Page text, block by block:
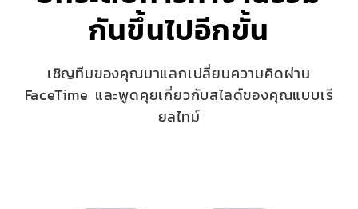
กันขึ้นไปอีกขั้น
เชิญทีมของคุณมาแลกเปลี่ยนความคิดผ่าน
FaceTime และพูดคุยเกี่ยวกับสไลด์ของคุณแบบเรี
ยลไทม์